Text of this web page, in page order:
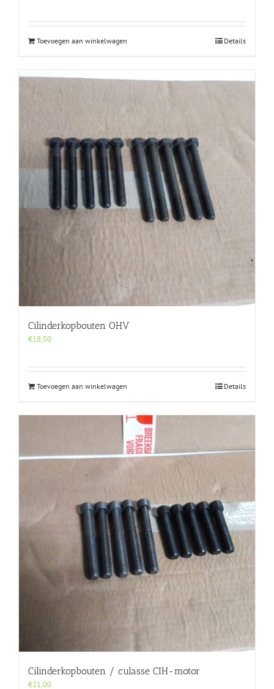
Toevoegen aan winkelwagen Details
Cilinderkopbouten OHV
€18,50
Toevoegen aan winkelwagen Details
Cilinderkopbouten / culasse CIH-motor
€21,00